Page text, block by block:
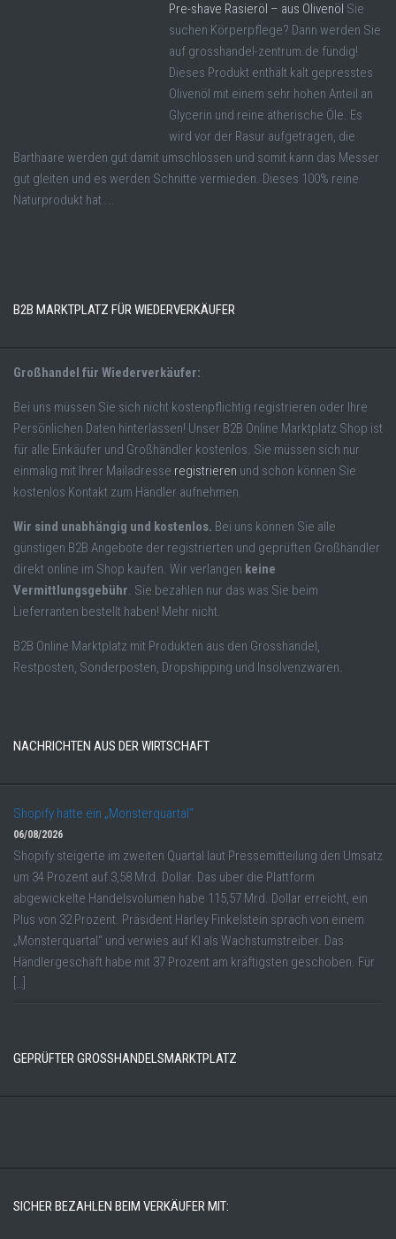
Pre-shave Rasieröl – aus Olivenöl Sie
suchen Körperpflege? Dann werden Sie
auf grosshandel-zentrum.de fündig!
Dieses Produkt enthält kalt gepresstes
Olivenöl mit einem sehr hohen Anteil an
Glycerin und reine ätherische Öle. Es
wird vor der Rasur aufgetragen, die
Barthaare werden gut damit umschlossen und somit kann das Messer
gut gleiten und es werden Schnitte vermieden. Dieses 100% reine
Naturprodukt hat ...
B2B MARKTPLATZ FÜR WIEDERVERKÄUFER
Großhandel für Wiederverkäufer:
Bei uns müssen Sie sich nicht kostenpflichtig registrieren oder Ihre
Persönlichen Daten hinterlassen! Unser B2B Online Marktplatz Shop ist
für alle Einkäufer und Großhändler kostenlos. Sie müssen sich nur
einmalig mit Ihrer Mailadresse registrieren und schon können Sie
kostenlos Kontakt zum Händler aufnehmen.
Wir sind unabhängig und kostenlos. Bei uns können Sie alle
günstigen B2B Angebote der registrierten und geprüften Großhändler
direkt online im Shop kaufen. Wir verlangen keine
Vermittlungsgebühr. Sie bezahlen nur das was Sie beim
Lieferranten bestellt haben! Mehr nicht.
B2B Online Marktplatz mit Produkten aus den Grosshandel,
Restposten, Sonderposten, Dropshipping und Insolvenzwaren.
NACHRICHTEN AUS DER WIRTSCHAFT
Shopify hatte ein „Monsterquartal“
06/08/2026
Shopify steigerte im zweiten Quartal laut Pressemitteilung den Umsatz
um 34 Prozent auf 3,58 Mrd. Dollar. Das über die Plattform
abgewickelte Handelsvolumen habe 115,57 Mrd. Dollar erreicht, ein
Plus von 32 Prozent. Präsident Harley Finkelstein sprach von einem
„Monsterquartal“ und verwies auf KI als Wachstumstreiber. Das
Händlergeschäft habe mit 37 Prozent am kräftigsten geschoben. Für
[…]
GEPRÜFTER GROSSHANDELSMARKTPLATZ
SICHER BEZAHLEN BEIM VERKÄUFER MIT: